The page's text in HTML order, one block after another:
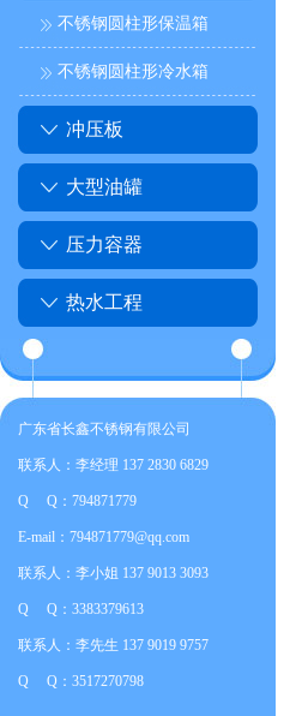
不锈钢圆柱形保温箱
不锈钢圆柱形冷水箱
冲压板
大型油罐
压力容器
热水工程
广东省长鑫不锈钢有限公司
联系人：李经理 137 2830 6829
Q Q：794871779
E-mail：794871779@qq.com
联系人：李小姐 137 9013 3093
Q Q：3383379613
联系人：李先生 137 9019 9757
Q Q：3517270798